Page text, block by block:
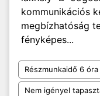
kommunikációs
megbízhatóság
fényképes...
Részmunkaidő 6 óra
Nem igényel